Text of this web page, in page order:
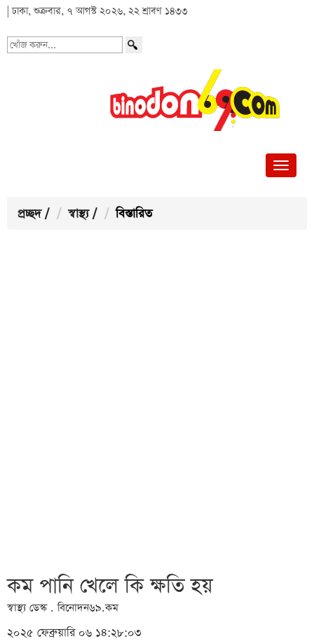
| ঢাকা, শুক্রবার, ৭ আগস্ট ২০২৬, ২২ শ্রাবণ ১৪৩৩
খোঁজ
প্রচ্ছদ / স্বাস্থ্য / বিস্তারিত
কম পানি খেলে কি ক্ষতি হয়
স্বাস্থ্য ডেস্ক . বিনোদন৬৯.কম
২০২৫ ফেব্রুয়ারি ০৬ ১৪:২৮:০৩